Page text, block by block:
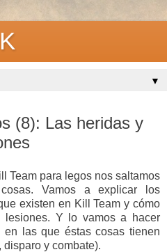
▼
(8): Las heridas y
Team para legos nos saltamos
Vamos a explicar los
existen en Kill Team y cómo
Y lo vamos a hacer
las que éstas cosas tienen
y combate).